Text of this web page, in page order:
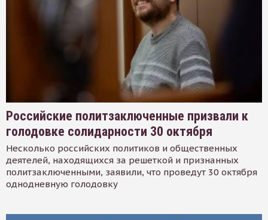
Российские политзаключенные призвали к
голодовке солидарности 30 октября
Несколько российских политиков и общественных
деятелей, находящихся за решеткой и признанных
политзаключенными, заявили, что проведут 30 октября
однодневную голодовку